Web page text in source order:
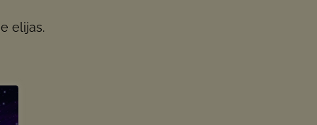
elijas.